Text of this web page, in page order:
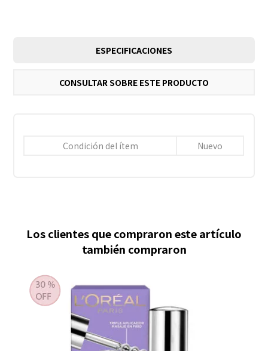
ESPECIFICACIONES
CONSULTAR SOBRE ESTE PRODUCTO
Condición del ítem Nuevo
Los clientes que compraron este artículo
también compraron